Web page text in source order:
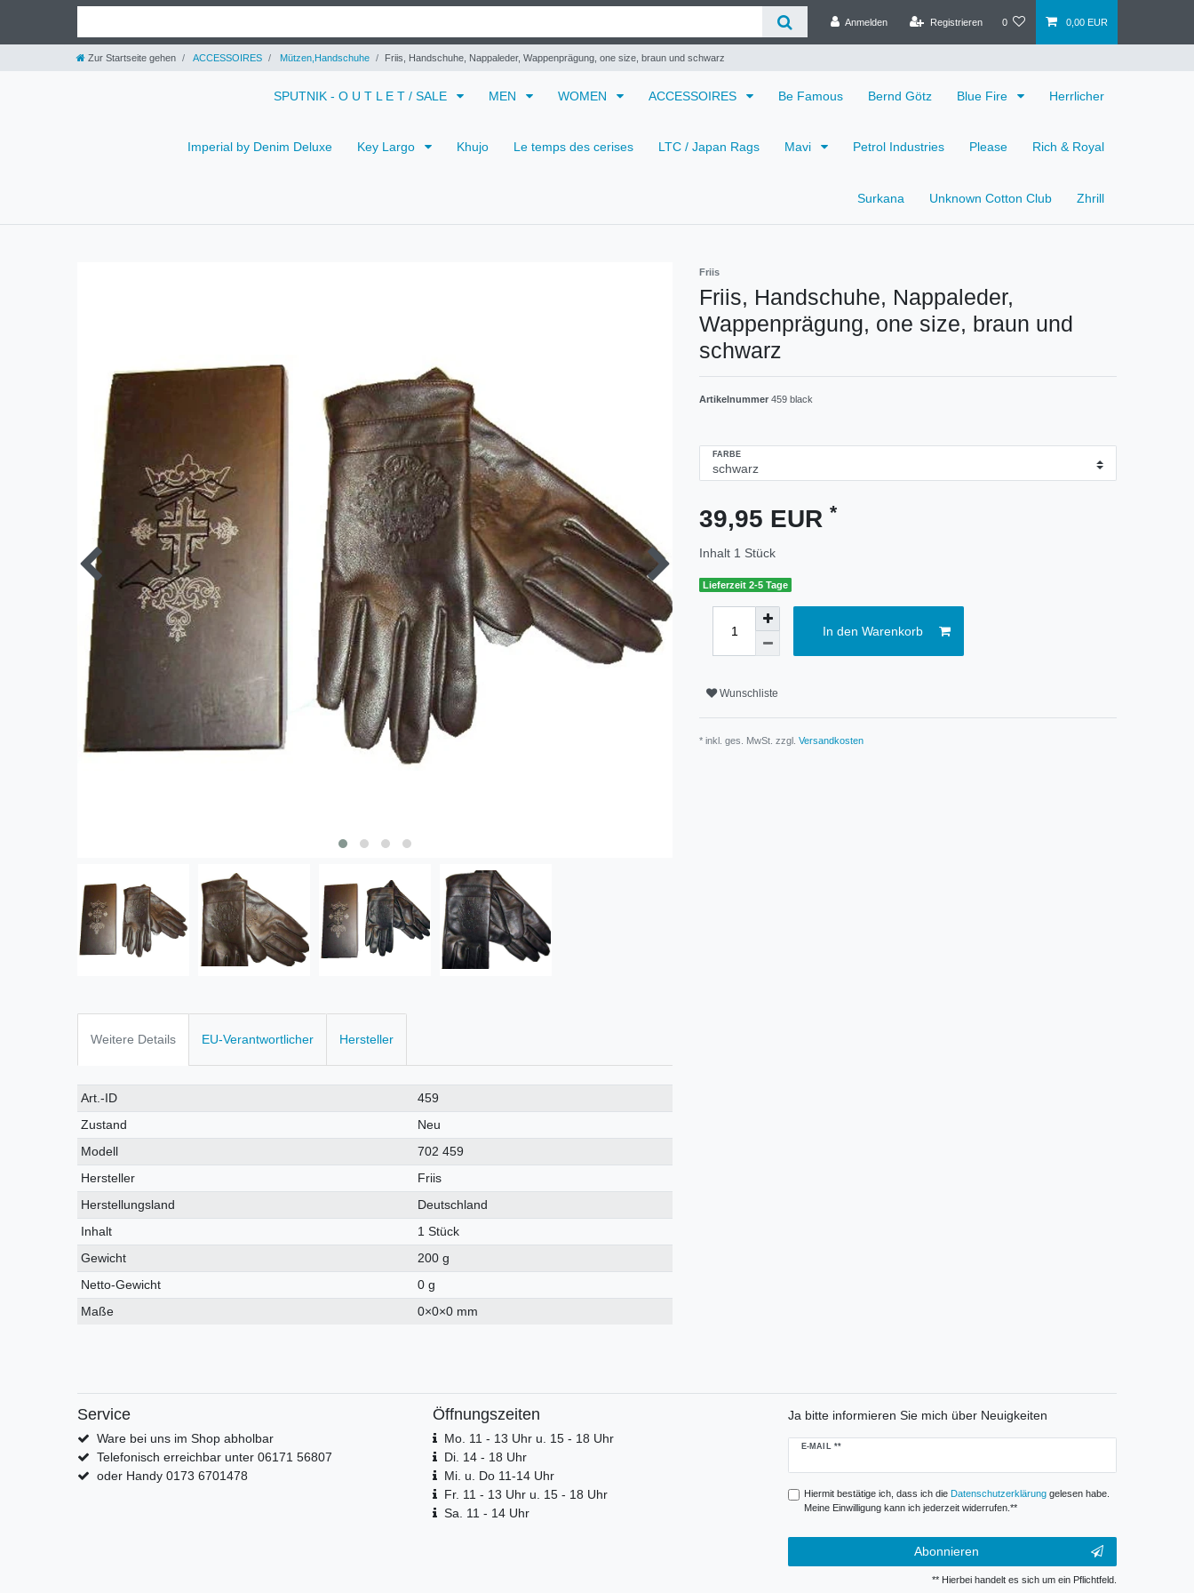
Anmelden Registrieren 0 0,00 EUR
Zur Startseite gehen ACCESSOIRES Mützen,Handschuhe Friis, Handschuhe, Nappaleder, Wappenprägung, one size, braun und schwarz
SPUTNIK - O U T L E T / SALE MEN WOMEN ACCESSOIRES Be Famous Bernd Götz Blue Fire Herrlicher
Imperial by Denim Deluxe Key Largo Khujo Le temps des cerises LTC / Japan Rags Mavi Petrol Industries Please Rich & Royal
Surkana Unknown Cotton Club Zhrill
Friis
Friis, Handschuhe, Nappaleder,
Wappenprägung, one size, braun und
schwarz
Artikelnummer 459 black
FARBE
39,95 EUR *
Inhalt 1 Stück
Lieferzeit 2-5 Tage
In den Warenkorb
Wunschliste
* inkl. ges. MwSt. zzgl. Versandkosten
Weitere Details EU-Verantwortlicher Hersteller
Art.-ID
459
Zustand
Neu
Modell
702 459
Hersteller
Friis
Herstellungsland
Deutschland
Inhalt
1 Stück
Gewicht
200 g
Netto-Gewicht
0 g
Maße
0×0×0 mm
Service
Ware bei uns im Shop abholbar
Telefonisch erreichbar unter 06171 56807
oder Handy 0173 6701478
Öffnungszeiten
Mo. 11 - 13 Uhr u. 15 - 18 Uhr
Di. 14 - 18 Uhr
Mi. u. Do 11-14 Uhr
Fr. 11 - 13 Uhr u. 15 - 18 Uhr
Sa. 11 - 14 Uhr
Ja bitte informieren Sie mich über Neuigkeiten
E-MAIL **
Newsletter
Hiermit bestätige ich, dass ich die Daten­schutz­erklärunggelesen habe.
Meine Einwilligung kann ich jederzeit widerrufen.**
Abonnieren
** Hierbei handelt es sich um ein Pflichtfeld.